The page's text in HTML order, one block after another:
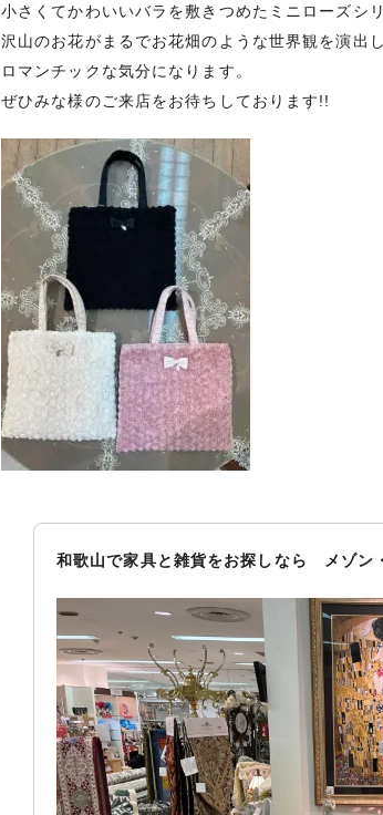
小さくてかわいいバラを敷きつめたミニローズシリ
沢山のお花がまるでお花畑のような世界観を演出し
ロマンチックな気分になります。
ぜひみな様のご来店をお待ちしております!!
和歌山で家具と雑貨をお探しなら メゾン